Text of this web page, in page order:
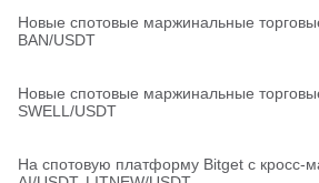
Новые спотовые маржинальные
BAN/USDT
Новые спотовые маржинальные
SWELL/USDT
На спотовую платформу Bitget с кросс-